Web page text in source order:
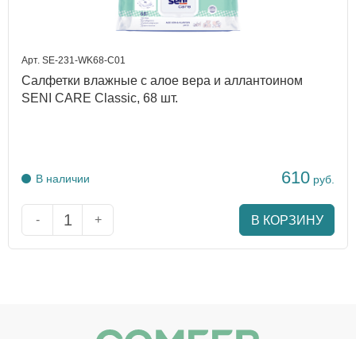
Арт. SE-231-WK68-C01
Салфетки влажные с алое вера и аллантоином
SENI CARE Classic, 68 шт.
В наличии 610 руб.
- + В КОРЗИНУ